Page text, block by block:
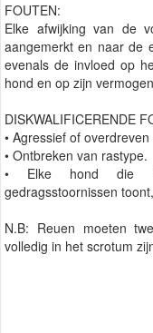
FOUTEN:
Elke afwijking van de
aangemerkt en naar de
evenals de invloed op
hond en op zijn
DISKWALIFICERENDE
• Agressief of overdreven
• Ontbreken van rastype.
• Elke hond die
gedragsstoornissen
N.B: Reuen moeten
volledig in het scrotum